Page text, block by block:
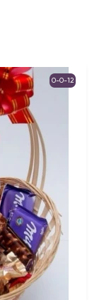
0-0-12